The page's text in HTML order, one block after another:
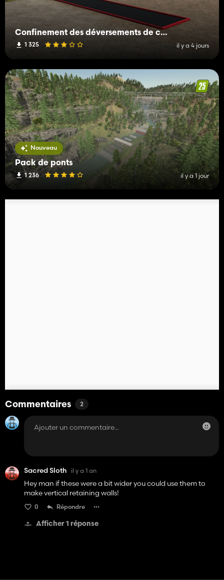
Confinement des déversements de champs pétrolifères
1 325 il y a 4 jours
Nouveau
Pack de ponts
1 236 il y a 1 jour
Commentaires 2
Sacred Sloth il y a 1 an
Hey man if these were a bit wider you could use them to
make vertical retaining walls!
0 Répondre
Afficher 1 réponse